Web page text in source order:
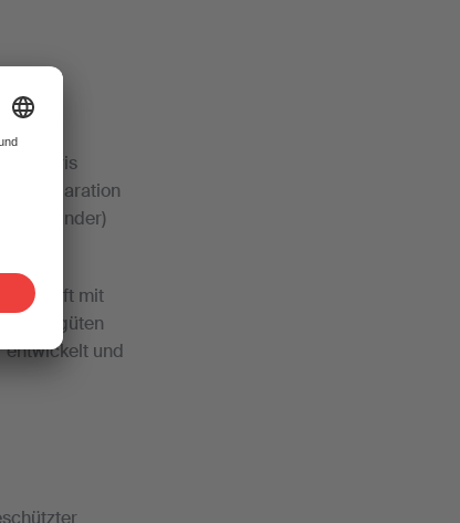
in Paris
Deklaration
Mitgründer)
mit
zu vergüten
entwickelt und